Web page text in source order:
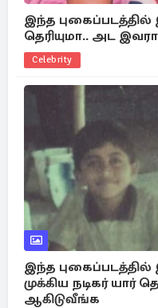
இந்த புகைப்படத்தில்
தெரியுமா.. அட
Celebrity
இந்த புகைப்படத்தில்
முக்கிய நடிகர் யார்
ஆகிடுவீங்க